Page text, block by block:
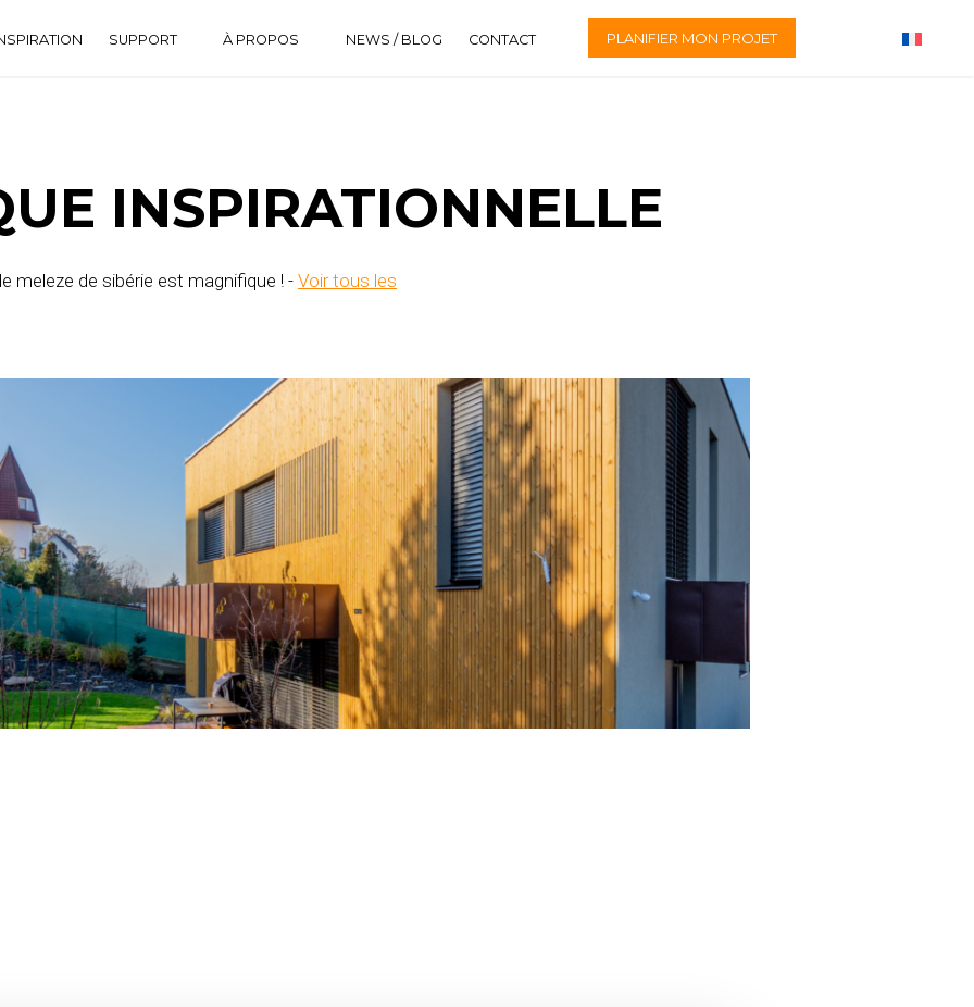
SUPPORT
À PROPOS
NEWS / BLOG CONTACT PLANIFIER MON PROJET
INSPIRATIONNELLE
meleze de sibérie est magnifique ! - Voir tous les